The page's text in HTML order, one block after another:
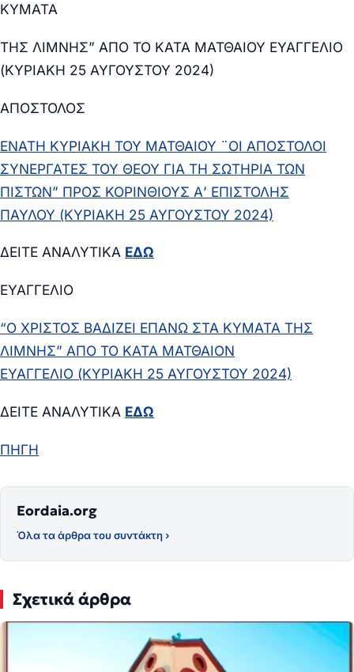
ΚΥΜΑΤΑ
ΤΗΣ ΛΙΜΝΗΣ” ΑΠΟ ΤΟ ΚΑΤΑ ΜΑΤΘΑΙΟΥ ΕΥΑΓΓΕΛΙΟ
(ΚΥΡΙΑΚΗ 25 ΑΥΓΟΥΣΤΟΥ 2024)
ΑΠΟΣΤΟΛΟΣ
ΕΝΑΤΗ ΚΥΡΙΑΚΗ ΤΟΥ ΜΑΤΘΑΙΟΥ ¨ΟΙ ΑΠΟΣΤΟΛΟΙ
ΣΥΝΕΡΓΑΤΕΣ ΤΟΥ ΘΕΟΥ ΓΙΑ ΤΗ ΣΩΤΗΡΙΑ ΤΩΝ
ΠΙΣΤΩΝ” ΠΡΟΣ ΚΟΡΙΝΘΙΟΥΣ Α’ ΕΠΙΣΤΟΛΗΣ
ΠΑΥΛΟΥ (ΚΥΡΙΑΚΗ 25 ΑΥΓΟΥΣΤΟΥ 2024)
ΔΕΙΤΕ ΑΝΑΛΥΤΙΚΑ ΕΔΩ
ΕΥΑΓΓΕΛΙΟ
“Ο ΧΡΙΣΤΟΣ ΒΑΔΙΖΕΙ ΕΠΑΝΩ ΣΤΑ ΚΥΜΑΤΑ ΤΗΣ
ΛΙΜΝΗΣ” ΑΠΟ ΤΟ ΚΑΤΑ ΜΑΤΘΑΙΟΝ
ΕΥΑΓΓΕΛΙΟ (ΚΥΡΙΑΚΗ 25 ΑΥΓΟΥΣΤΟΥ 2024)
ΔΕΙΤΕ ΑΝΑΛΥΤΙΚΑ ΕΔΩ
ΠΗΓΗ
Eordaia.org
Όλα τα άρθρα του συντάκτη ›
Σχετικά άρθρα